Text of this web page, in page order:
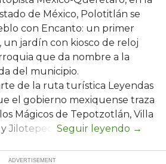
de México, Polotitlán se
con Encanto: un primer
jardín con kiosco de reloj
que da nombre a la
del municipio.
de la ruta turística Leyendas
el gobierno mexiquense traza
Mágicos de Tepotzotlán, Villa
Jilotepec.